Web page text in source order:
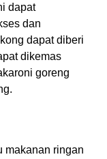
dapat
dan
dapat diberi
dikemas
goreng
makanan ringan